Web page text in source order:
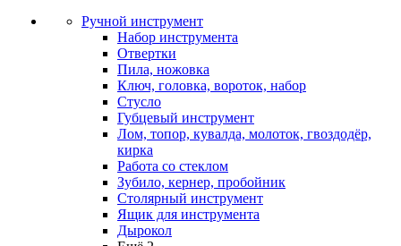
Ручной инструмент
Набор инструмента
Отвертки
Пила, ножовка
Ключ, головка, вороток, набор
Стусло
Губцевый инструмент
Лом, топор, кувалда, молоток, гвоздодёр,
кирка
Работа со стеклом
Зубило, кернер, пробойник
Столярный инструмент
Ящик для инструмента
Дырокол